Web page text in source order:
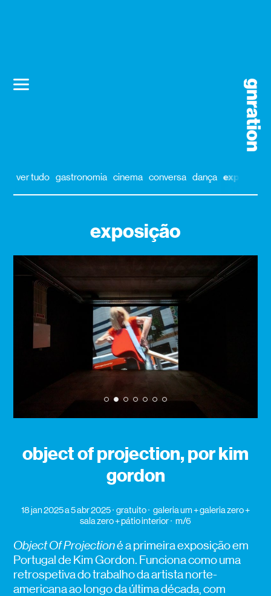
ver tudo gastronomia cinema conversa dança exposição
exposição
1 2 3 4 5 6
object of projection, por kim
gordon
18 jan 2025a 5 abr 2025 gratuito
galeria um + galeria zero +
sala zero + pátio interior
m/6
Object Of Projectioné a primeira exposição em
Portugal de Kim Gordon. Funciona como uma
retrospetiva do trabalho da artista norte-
americana ao longo da última década, com